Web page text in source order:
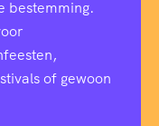
bestemming.
of gewoon